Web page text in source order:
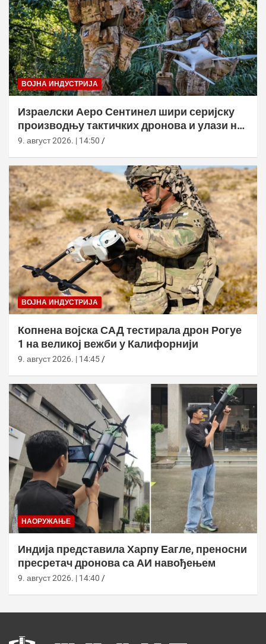
ВОЈНА ИНДУСТРИЈА
Израелски Аеро Сентинел шири серијску
производњу тактичких дронова и улази на
нова тржишта
9. август 2026. | 14:50
ВОЈНА ИНДУСТРИЈА
Копнена војска САД тестирала дрон Рогуе
1 на великој вежби у Калифорнији
9. август 2026. | 14:45
НАОРУЖАЊЕ
Индија представила Харпy Еагле, преносни
пресретач дронова са АИ навођењем
9. август 2026. | 14:40